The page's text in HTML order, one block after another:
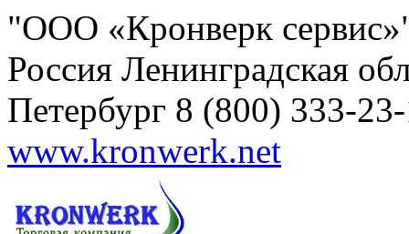
"ООО «Кронверк
Россия Ленинградская
Петербург 8 (800) 333-
www.kronwerk.net